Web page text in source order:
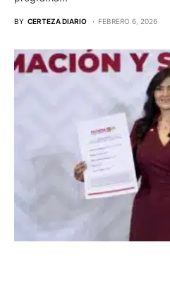
BY CERTEZA DIARIO FEBRERO 6, 2026